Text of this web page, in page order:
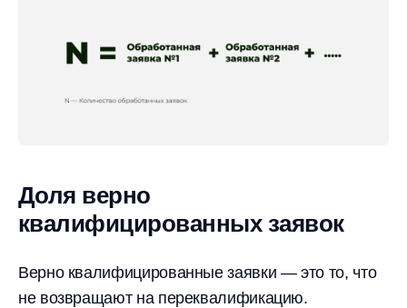
Доля верно
квалифицированных заявок
Верно квалифицированные заявки — это то, что
не возвращают на переквалификацию.